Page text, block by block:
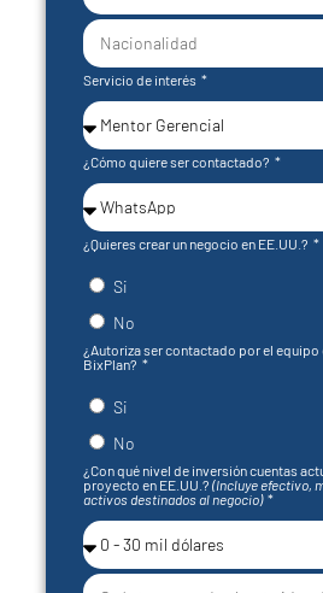
+1
Servicio de interés
¿Cómo quiere ser contactado?
¿Quieres crear un negocio en EE.UU.?
Si
No
¿Autoriza ser contactado por el equipo
BixPlan?
Si
No
¿Con qué nivel de inversión cuentas
proyecto en EE.UU.? (Incluye efectivo,
activos destinados al negocio)